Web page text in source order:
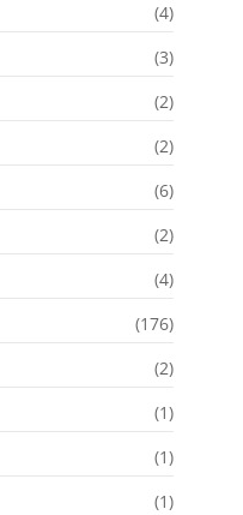
(4)
(3)
(2)
(2)
(6)
(2)
(4)
(176)
(2)
(1)
(1)
(1)